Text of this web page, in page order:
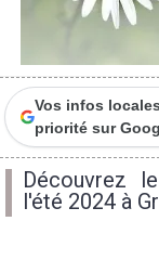
Vos infos
priorité sur
Découvrez
l'été 2024 à